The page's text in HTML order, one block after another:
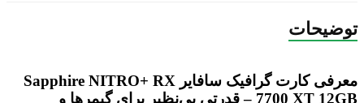
توضیحات
معرفی کارت گرافیک سافایر Sapphire NITRO+ RX
7700 XT 12GB – قدرتی بی‌نظیر برای گیمرها و